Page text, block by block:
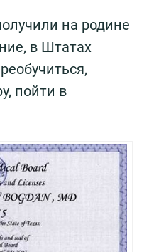
на родине
в Штатах
пойти в